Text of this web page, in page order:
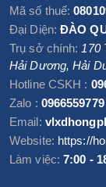
Mã số thuế:
Đại Diện: ĐÀO
Trụ sở chính: 170
Hải Dương,Hải
Hotline CSKH :
Zalo : 0966559779
Email:
Website: https://
Làm việc: 7:00 -